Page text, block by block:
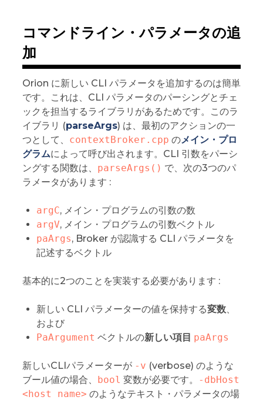
コマンドライン・パラメータの追
加
Orion に新しい CLI パラメータを追加するのは簡単
です。これは、CLI パラメータのパーシングとチェ
ックを担当するライブラリがあるためです。このラ
イブラリ (parseArgs) は、最初のアクションの一
つとして、 contextBroker.cpp のメイン・プロ
グラムによって呼び出されます。CLI 引数をパーシ
ングする関数は、 parseArgs() で、次の3つのパ
ラメータがあります :
argC, メイン・プログラムの引数の数
argV, メイン・プログラムの引数ベクトル
paArgs, Broker が認識する CLI パラメータを
記述するベクトル
基本的に2つのことを実装する必要があります :
新しい CLI パラメーターの値を保持する変数、
および
PaArgument ベクトルの新しい項目 paArgs
新しいCLIパラメーターが -v (verbose) のような
ブール値の場合、 bool 変数が必要です。
-dbHost
<host name> のようなテキスト・パラメータの場